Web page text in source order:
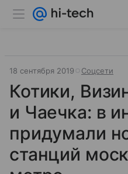
18 сентября 2019 Соцсети
Котики,
и Чаечка: в
придумали
станций